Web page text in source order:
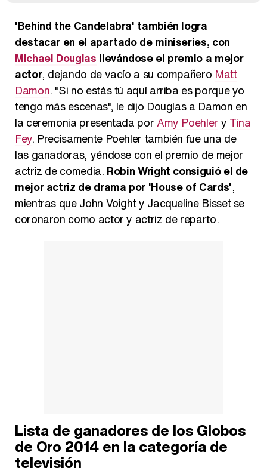
'Behind the Candelabra' también logra
destacar en el apartado de miniseries, con
Michael Douglas llevándose el premio a mejor
actor, dejando de vacío a su compañero Matt
Damon. "Si no estás tú aquí arriba es porque yo
tengo más escenas", le dijo Douglas a Damon en
la ceremonia presentada porAmy Poehler y Tina
Fey. Precisamente Poehler también fue una de
las ganadoras, yéndose con el premio de mejor
actriz de comedia. Robin Wright consiguió el de
mejor actriz de drama por 'House of Cards',
mientras que John Voight y Jacqueline Bisset se
coronaron como actor y actriz de reparto.
Lista de ganadores de los Globos
de Oro 2014 en la categoría de
televisión